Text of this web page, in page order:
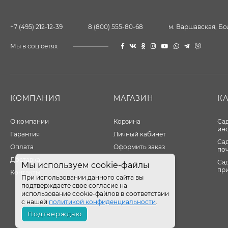
Мы используем cookie-файлы
При использовании данного сайта вы
подтверждаете свое согласие на
использование cookie-файлов в соответствии
с нашей политикой конфиденциальности.
Подтверждаю
+7 (495) 212-12-39 8 (800) 555-80-68 м. Варшавская,
Мы в соц.сетях
КОМПАНИЯ
О компании
Гарантия
Оплата
Доставка
Контакты
МАГАЗИН
Корзина
Личный кабинет
Оформить заказ